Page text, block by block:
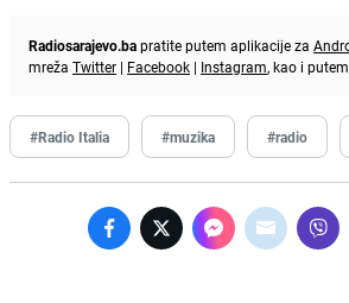
Radiosarajevo.bapratite putem aplikacije za
mreža Twitter | Facebook | Instagram, kao i
#Radio Italia #muzika #radio